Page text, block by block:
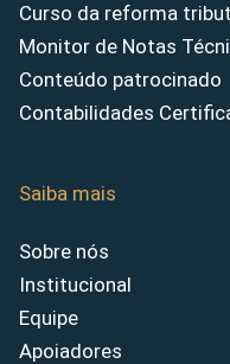
Curso da reforma
Monitor de Notas
Conteúdo patrocinado
Contabilidades
Saiba mais
Sobre nós
Institucional
Equipe
Apoiadores